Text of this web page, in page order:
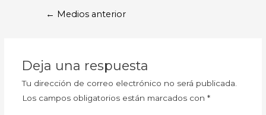
← Medios anterior
Deja una respuesta
Tu dirección de correo electrónico no será publicada.
Los campos obligatorios están marcados con *